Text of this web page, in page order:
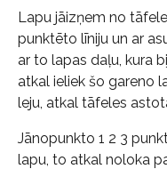
Lapu jāizņem no
punktēto līniju un ar
ar to lapas daļu, kura
atkal ieliek šo gareno
leju, atkal tāfeles
Jānopunkto 1 2 3
lapu, to atkal noloka